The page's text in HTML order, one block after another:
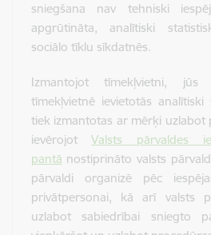
sniegšana nav tehniski
apgrūtināta, analītiski
sociālo tīklu sīkdatnēs.
Izmantojot tīmekļvietni,
tīmekļvietnē ievietotās analītiski
tiek izmantotas ar mērķi uzlabot
ievērojotValsts pārvaldes
pantā nostiprināto valsts
pārvaldi organizē pēc
privātpersonai, kā arī valsts
uzlabot sabiedrībai sniegto